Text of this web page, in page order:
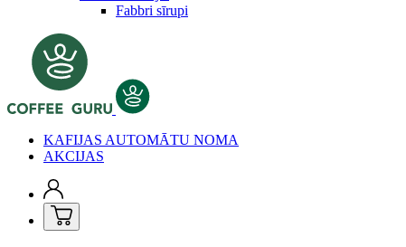
Fabbri sīrupi
KAFIJAS AUTOMĀTU NOMA
AKCIJAS